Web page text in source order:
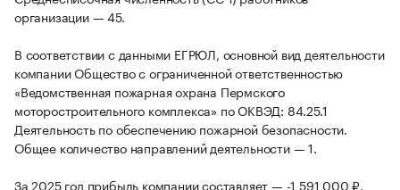
организации — 45.
В соответствии с данными ЕГРЮЛ, основной вид деятельности
компании Общество с ограниченной ответственностью
«Ведомственная пожарная охрана Пермского
моторостроительного комплекса» по ОКВЭД: 84.25.1
Деятельность по обеспечению пожарной безопасности.
Общее количество направлений деятельности — 1.
За 2025 год прибыль компании составляет — -1 591 000 ₽,